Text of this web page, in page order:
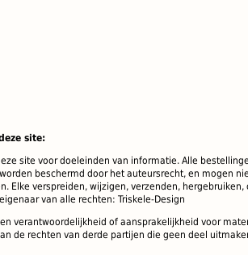
site:
site voor doeleinden van informatie. Alle
worden beschermd door het auteursrecht, en mogen
. Elke verspreiden, wijzigen, verzenden, hergebruiken,
eigenaar van alle rechten: Triskele-Design
verantwoordelijkheid of aansprakelijkheid voor
de rechten van derde partijen die geen deel